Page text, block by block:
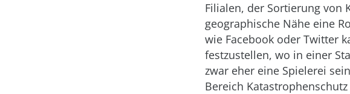
Filialen, der Sortierung von
geographische Nähe eine
wie Facebook oder Twitter
festzustellen, wo in einer
zwar eher eine Spielerei
Bereich